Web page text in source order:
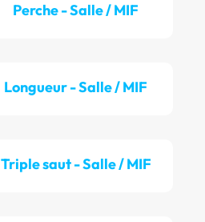
Perche - Salle / MIF
Longueur - Salle / MIF
Triple saut - Salle / MIF